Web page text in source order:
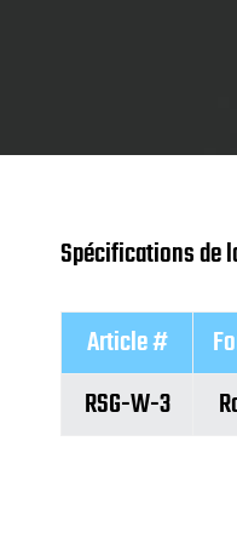
Spécifications de
Article #
RSG-W-3